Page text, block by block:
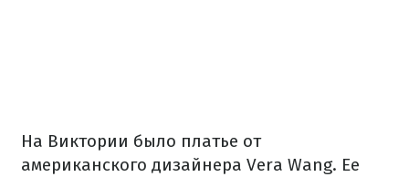
На Виктории было платье от
американского дизайнера Vera Wang. Ее